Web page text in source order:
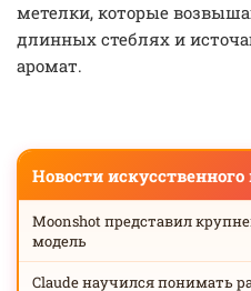
метелки, которые
длинных стеблях и
аромат.
Новости
Moonshot представил
модель
Claude научился понимать